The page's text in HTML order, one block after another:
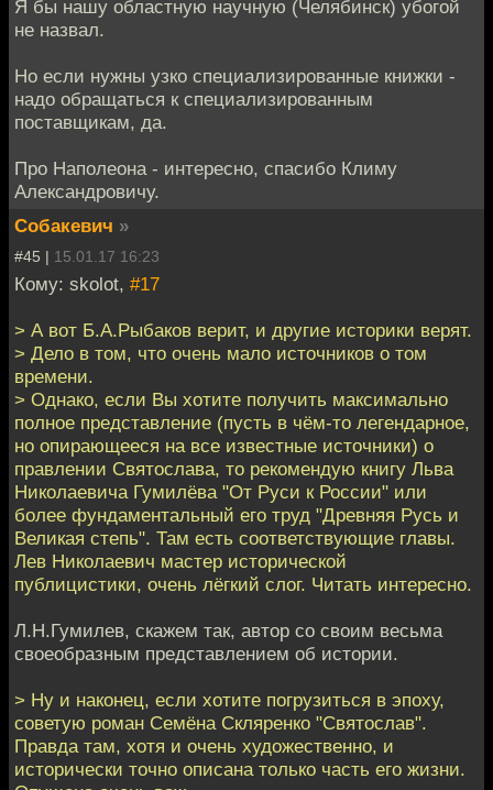
Я бы нашу областную научную (Челябинск) убогой
не назвал.
Но если нужны узко специализированные книжки -
надо обращаться к специализированным
поставщикам, да.
Про Наполеона - интересно, спасибо Климу
Александровичу.
Собакевич »
#45 | 15.01.17 16:23
Кому: skolot, #17
> А вот Б.А.Рыбаков верит, и другие историки верят.
> Дело в том, что очень мало источников о том
времени.
> Однако, если Вы хотите получить максимально
полное представление (пусть в чём-то легендарное,
но опирающееся на все известные источники) о
правлении Святослава, то рекомендую книгу Льва
Николаевича Гумилёва "От Руси к России" или
более фундаментальный его труд "Древняя Русь и
Великая степь". Там есть соответствующие главы.
Лев Николаевич мастер исторической
публицистики, очень лёгкий слог. Читать интересно.
Л.Н.Гумилев, скажем так, автор со своим весьма
своеобразным представлением об истории.
> Ну и наконец, если хотите погрузиться в эпоху,
советую роман Семёна Скляренко "Святослав".
Правда там, хотя и очень художественно, и
исторически точно описана только часть его жизни.